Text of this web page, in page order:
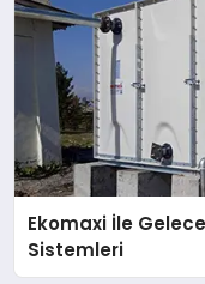
Ekomaxi İle
Sistemleri